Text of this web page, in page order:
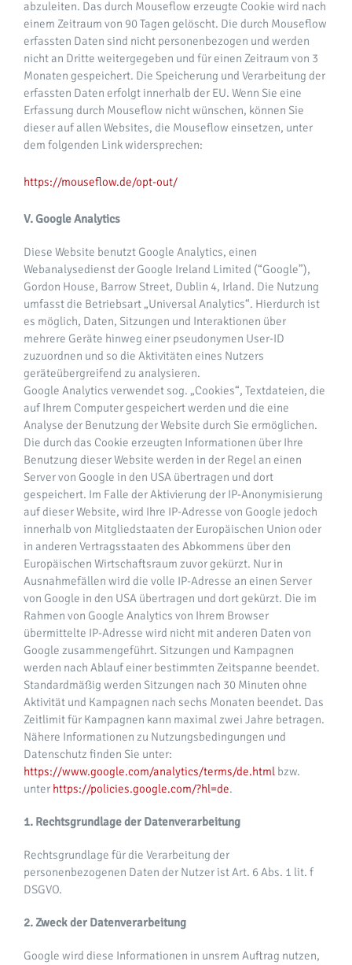
abzuleiten. Das durch Mouseflow erzeugte Cookie wird nach
einem Zeitraum von 90 Tagen gelöscht. Die durch Mouseflow
erfassten Daten sind nicht personenbezogen und werden
nicht an Dritte weitergegeben und für einen Zeitraum von 3
Monaten gespeichert. Die Speicherung und Verarbeitung der
erfassten Daten erfolgt innerhalb der EU. Wenn Sie eine
Erfassung durch Mouseflow nicht wünschen, können Sie
dieser auf allen Websites, die Mouseflow einsetzen, unter
dem folgenden Link widersprechen:
https://mouseflow.de/opt-out/
V. Google Analytics
Diese Website benutzt Google Analytics, einen
Webanalysedienst der Google Ireland Limited (“Google”),
Gordon House, Barrow Street, Dublin 4, Irland. Die Nutzung
umfasst die Betriebsart „Universal Analytics“. Hierdurch ist
es möglich, Daten, Sitzungen und Interaktionen über
mehrere Geräte hinweg einer pseudonymen User-ID
zuzuordnen und so die Aktivitäten eines Nutzers
geräteübergreifend zu analysieren.
Google Analytics verwendet sog. „Cookies“, Textdateien, die
auf Ihrem Computer gespeichert werden und die eine
Analyse der Benutzung der Website durch Sie ermöglichen.
Die durch das Cookie erzeugten Informationen über Ihre
Benutzung dieser Website werden in der Regel an einen
Server von Google in den USA übertragen und dort
gespeichert. Im Falle der Aktivierung der IP-Anonymisierung
auf dieser Website, wird Ihre IP-Adresse von Google jedoch
innerhalb von Mitgliedstaaten der Europäischen Union oder
in anderen Vertragsstaaten des Abkommens über den
Europäischen Wirtschaftsraum zuvor gekürzt. Nur in
Ausnahmefällen wird die volle IP-Adresse an einen Server
von Google in den USA übertragen und dort gekürzt. Die im
Rahmen von Google Analytics von Ihrem Browser
übermittelte IP-Adresse wird nicht mit anderen Daten von
Google zusammengeführt. Sitzungen und Kampagnen
werden nach Ablauf einer bestimmten Zeitspanne beendet.
Standardmäßig werden Sitzungen nach 30 Minuten ohne
Aktivität und Kampagnen nach sechs Monaten beendet. Das
Zeitlimit für Kampagnen kann maximal zwei Jahre betragen.
Nähere Informationen zu Nutzungsbedingungen und
Datenschutz finden Sie unter:
https://www.google.com/analytics/terms/de.html bzw.
unter https://policies.google.com/?hl=de.
1. Rechtsgrundlage der Datenverarbeitung
Rechtsgrundlage für die Verarbeitung der
personenbezogenen Daten der Nutzer ist Art. 6 Abs. 1 lit. f
DSGVO.
2. Zweck der Datenverarbeitung
Google wird diese Informationen in unsrem Auftrag nutzen,